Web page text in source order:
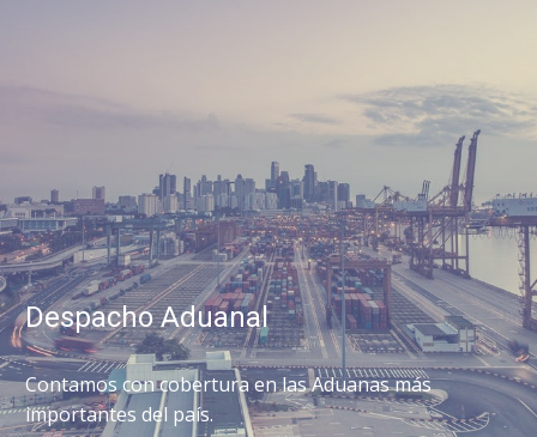
Despacho Aduanal
Contamos con cobertura en las Aduanas más
importantes del país.